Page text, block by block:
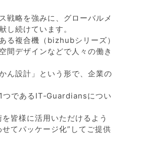
戦略を強みに、グローバルメ
し続けています。
る複合機（bizhubシリーズ）
間デザインなどで人々の働き
ん設計」という形で、企業の
つであるIT‐Guardiansについ
皆様に活用いただけるよう
てパッケージ化”してご提供